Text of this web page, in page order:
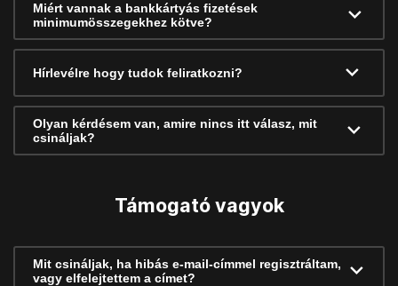
Miért vannak a bankkártyás fizetések
minimumösszegekhez kötve?
Hírlevélre hogy tudok feliratkozni?
Olyan kérdésem van, amire nincs itt válasz, mit
csináljak?
Támogató vagyok
Mit csináljak, ha hibás e-mail-címmel regisztráltam,
vagy elfelejtettem a címet?